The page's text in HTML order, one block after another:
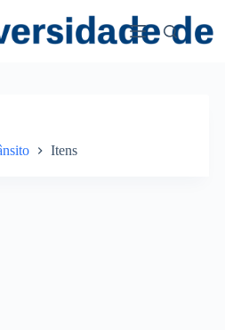
ferramentas
Itens